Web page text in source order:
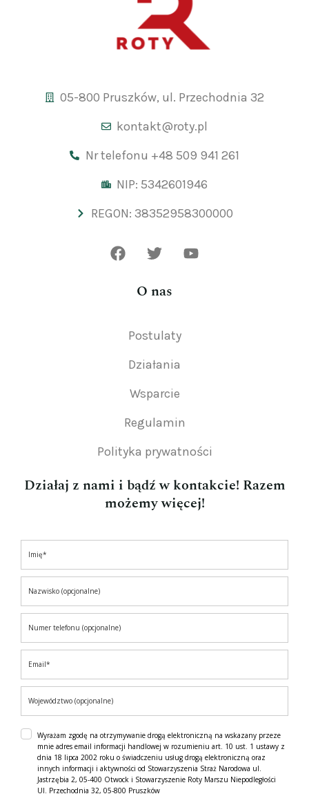
05-800 Pruszków, ul. Przechodnia 32
kontakt@roty.pl
Nr telefonu +48 509 941 261
NIP: 5342601946
REGON: 38352958300000
O nas
Postulaty
Działania
Wsparcie
Regulamin
Polityka prywatności
Działaj z nami i bądź w kontakcie! Razem
możemy więcej!
Wyrażam zgodę na otrzymywanie drogą elektroniczną na wskazany przeze
mnie adres email informacji handlowej w rozumieniu art. 10 ust. 1 ustawy z
dnia 18 lipca 2002 roku o świadczeniu usług drogą elektroniczną oraz
innych informacji i aktywności od Stowarzyszenia Straż Narodowa ul.
Jastrzębia 2, 05-400 Otwock i Stowarzyszenie Roty Marszu Niepodległości
Ul. Przechodnia 32, 05-800 Pruszków